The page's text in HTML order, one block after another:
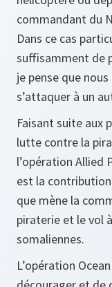
commandant du
Dans ce cas
suffisamment de
je pense que
s’attaquer à un
Faisant suite aux
lutte contre la
l’opération Allied
est la contribution
que mène la
piraterie et le vol
somaliennes.
L’opération